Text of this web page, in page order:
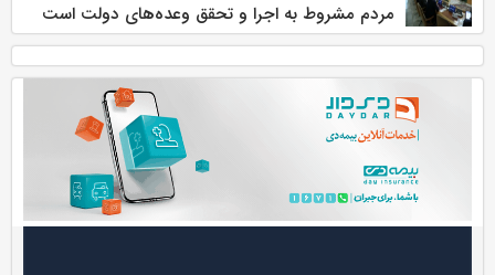
مردم مشروط به اجرا و تحقق وعده‌های دولت است